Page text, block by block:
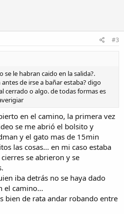
#3
le habran caido en la salida?.
de irse a bañar estaba? digo
cerrado o algo. de todas formas es
en el camino, la primera vez
se me abrió el bolsito y
y el gato mas de 15min
las cosas... en mi caso estaba
se abrieron y se
iba detrás no se haya dado
el camino...
bien de rata andar robando entre